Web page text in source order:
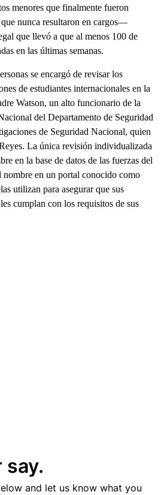
menores que finalmente fueron
que nunca resultaron en cargos—
que llevó a que al menos 100 de
en las últimas semanas.
se encargó de revisar los
de estudiantes internacionales en la
Watson, un alto funcionario de la
del Departamento de Seguridad
de Seguridad Nacional, quien
La única revisión individualizada
en la base de datos de las fuerzas del
en un portal conocido como
utilizan para asegurar que sus
cumplan con los requisitos de sus
say.
and let us know what you